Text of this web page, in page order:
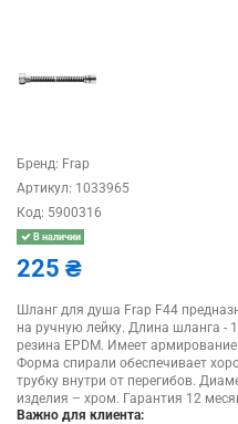
Бренд: Frap
Артикул: 1033965
Код: 5900316
В наличии
225 ₴
Шланг для душа Frap F44
на ручную лейку. Длина шланга -
резина EPDM. Имеет
Форма спирали обеспечивает
трубку внутри от перегибов.
изделия – хром. Гарантия 12
Важно для клиента: